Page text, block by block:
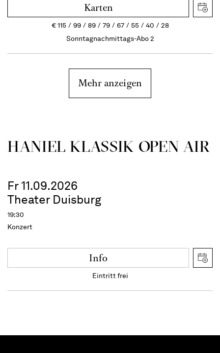
Karten
€115 99 89 79 67 55 40
28
Sonntagnachmittags-Abo 2
Mehr anzeigen
HANIEL KLASSIK OPEN AIR
Fr 11.09.2026
Theater Duisburg
19:30
Konzert
Info
Eintritt frei